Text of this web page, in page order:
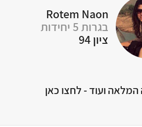
Rotem Naon
בגרות 5 יחידות
ציון 94
ועוד - לחצו כאן